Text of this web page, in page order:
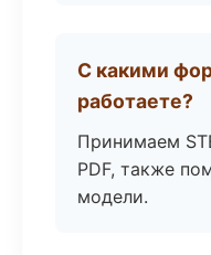
С какими
работаете?
Принимаем
PDF, также
модели.